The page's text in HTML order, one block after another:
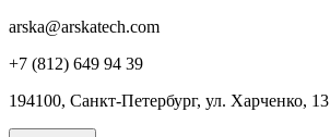
arska@arskatech.com
+7 (812) 649 94 39
194100, Санкт-Петербург, ул. Харченко, 13